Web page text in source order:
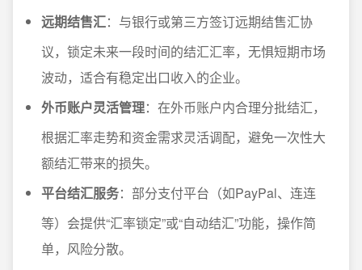
远期结售汇：与银行或第三方签订远期结售汇协
议，锁定未来一段时间的结汇汇率，无惧短期市场
波动，适合有稳定出口收入的企业。
外币账户灵活管理：在外币账户内合理分批结汇，
根据汇率走势和资金需求灵活调配，避免一次性大
额结汇带来的损失。
平台结汇服务：部分支付平台（如PayPal、连连
等）会提供“汇率锁定”或“自动结汇”功能，操作简
单，风险分散。